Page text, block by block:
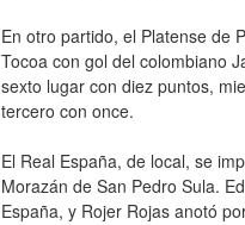
En otro partido, el Platense de
Tocoa con gol del colombiano
sexto lugar con diez puntos,
tercero con once.
El Real España, de local, se
Morazán de San Pedro Sula.
España, y Rojer Rojas anotó